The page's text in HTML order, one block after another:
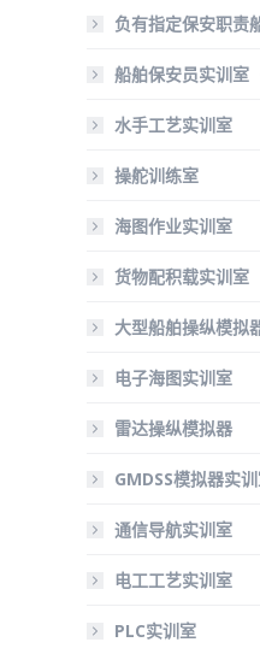
负有指定保安职责
船舶保安员实训室
水手工艺实训室
操舵训练室
海图作业实训室
货物配积载实训室
大型船舶操纵模拟
电子海图实训室
雷达操纵模拟器
GMDSS模拟器实
通信导航实训室
电工工艺实训室
PLC实训室